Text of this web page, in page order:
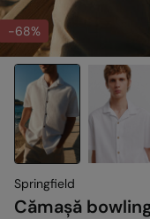
-68%
Springfield
Cămașă